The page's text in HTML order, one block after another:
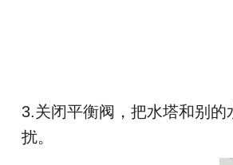
3.关闭平衡阀，把水塔和别
扰。